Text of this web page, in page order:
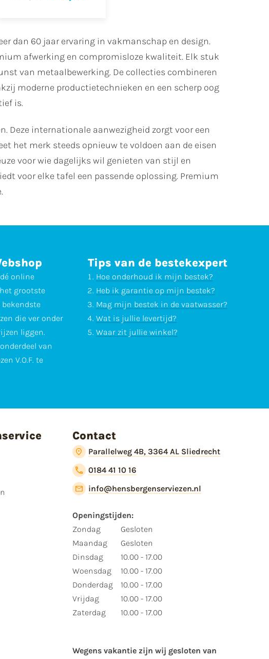
dan 60 jaar ervaring in vakmanschap en design.
afwerking en compromisloze kwaliteit. Elk stuk
van metaalbewerking. De collecties combineren
moderne productietechnieken en een scherp oog
is.
Deze internationale aanwezigheid zorgt voor een
het merk steeds opnieuw te voldoen aan de eisen
voor wie dagelijks wil genieten van stijl en
voor elke tafel een passende oplossing. Premium
online
grootste
die ver onder
liggen.
van
V.O.F. te
Tips van de bestekexpert
Hoe onderhoud ik mijn bestek?
Heb ik garantie op mijn bestek?
Mag mijn bestek in de vaatwasser?
Wat is jullie levertijd?
Waar zit jullie winkel?
Contact
Parallelweg 4B, 3364 AL Sliedrecht
0184 41 10 16
info@hensbergenserviezen.nl
Openingstijden:
Zondag
Maandag
Dinsdag
Woensdag
Donderdag
Vrijdag
Zaterdag
Gesloten
Gesloten
10.00 - 17.00
10.00 - 17.00
10.00 - 17.00
10.00 - 17.00
10.00 - 17.00
Wegens vakantie zijn wij gesloten van ​